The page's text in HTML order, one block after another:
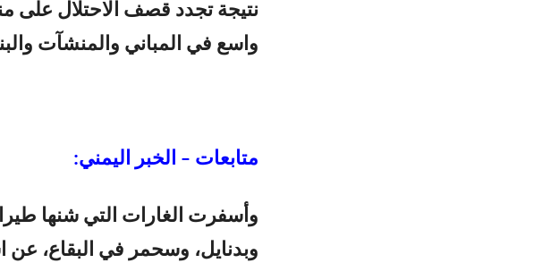
نتيجة تجدد قصف الاحتلال على
واسع في المباني والمنشآت
متابعات – الخبر اليمني:
وأسفرت الغارات التي شنها